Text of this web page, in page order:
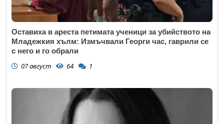
Оставиха в ареста петимата ученици за убийството на
Младежкия хълм: Измъчвали Георги час, гаврили се
с него и го обрали
07 август 64 1